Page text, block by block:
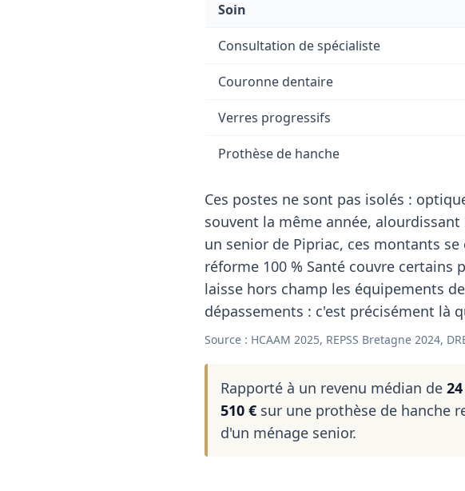
Soin
Consultation de spécialiste
Couronne dentaire
Verres progressifs
Prothèse de hanche
Ces postes ne sont pas isolés :
souvent la même année,
un senior de Pipriac, ces montants
réforme 100 % Santé couvre
laisse hors champ les équipements
dépassements : c'est précisément là
Source : HCAAM 2025, REPSS Bretagne 2024,
Rapporté à un revenu médian de
510 € sur une prothèse de hanche
d'un ménage senior.